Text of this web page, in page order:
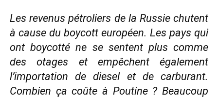
Les revenus pétroliers de la Russie chutent
à cause du boycott européen. Les pays qui
ont boycotté ne se sentent plus comme
des otages et empêchent également
l’importation de diesel et de carburant.
Combien ça coûte à Poutine ? Beaucoup